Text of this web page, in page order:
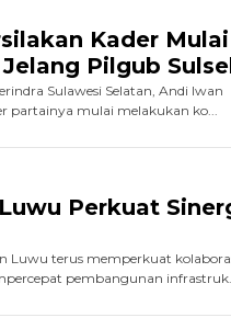
Kader Mulai
Pilgub
Sulawesi Selatan, Andi Iwan
partainya mulai melakukan ko...
Perkuat
Luwu terus memperkuat
pembangunan